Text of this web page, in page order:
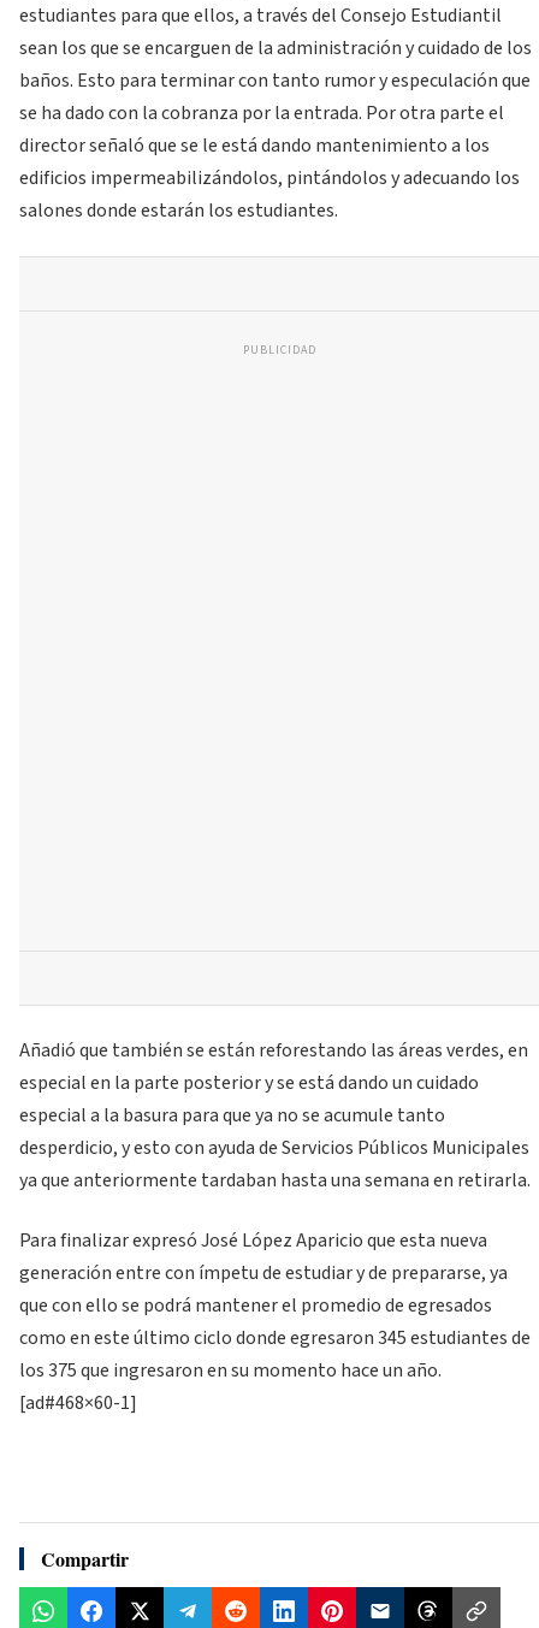
estudiantes para que ellos, a través del Consejo Estudiantil
sean los que se encarguen de la administración y cuidado de los
baños. Esto para terminar con tanto rumor y especulación que
se ha dado con la cobranza por la entrada. Por otra parte el
director señaló que se le está dando mantenimiento a los
edificios impermeabilizándolos, pintándolos y adecuando los
salones donde estarán los estudiantes.
PUBLICIDAD
Añadió que también se están reforestando las áreas verdes, en
especial en la parte posterior y se está dando un cuidado
especial a la basura para que ya no se acumule tanto
desperdicio, y esto con ayuda de Servicios Públicos Municipales
ya que anteriormente tardaban hasta una semana en retirarla.
Para finalizar expresó José López Aparicio que esta nueva
generación entre con ímpetu de estudiar y de prepararse, ya
que con ello se podrá mantener el promedio de egresados
como en este último ciclo donde egresaron 345 estudiantes de
los 375 que ingresaron en su momento hace un año.
[ad#468×60-1]
Compartir